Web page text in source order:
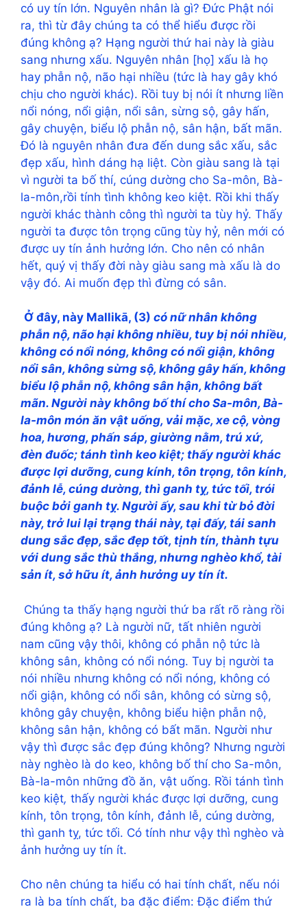
có uy tín lớn. Nguyên nhân là gì? Đức Phật nói
ra, thì từ đây chúng ta có thể hiểu được rồi
đúng không ạ? Hạng người thứ hai này là giàu
sang nhưng xấu. Nguyên nhân [họ] xấu là họ
hay phẫn nộ, não hại nhiều (tức là hay gây khó
chịu cho người khác). Rồi tuy bị nói ít nhưng liền
nổi nóng, nổi giận, nổi sân, sừng sộ, gây hấn,
gây chuyện, biểu lộ phẫn nộ, sân hận, bất mãn.
Đó là nguyên nhân đưa đến dung sắc xấu, sắc
đẹp xấu, hình dáng hạ liệt. Còn giàu sang là tại
vì người ta bố thí, cúng dường cho Sa-môn, Bà-
la-môn,rồi tính tình không keo kiệt. Rồi khi thấy
người khác thành công thì người ta tùy hỷ. Thấy
người ta được tôn trọng cũng tùy hỷ, nên mới có
được uy tín ảnh hưởng lớn. Cho nên có nhân
hết, quý vị thấy đời này giàu sang mà xấu là do
vậy đó. Ai muốn đẹp thì đừng có sân.
Ở đây, này Mallikā, (3) có nữ nhân không
phẫn nộ, não hại không nhiều, tuy bị nói nhiều,
không có nổi nóng, không có nổi giận, không
nổi sân, không sừng sộ, không gây hấn, không
biểu lộ phẫn nộ, không sân hận, không bất
mãn. Người này không bố thí cho Sa-môn, Bà-
la-môn món ăn vật uống, vải mặc, xe cộ, vòng
hoa, hương, phấn sáp, giường nằm, trú xứ,
đèn đuốc; tánh tình keo kiệt; thấy người khác
được lợi dưỡng, cung kính, tôn trọng, tôn kính,
đảnh lễ, cúng dường, thì ganh tỵ, tức tối, trói
buộc bởi ganh tỵ. Người ấy, sau khi từ bỏ đời
này, trở lui lại trạng thái này, tại đấy, tái sanh
dung sắc đẹp, sắc đẹp tốt, tịnh tín, thành tựu
với dung sắc thù thắng, nhưng nghèo khổ, tài
sản ít, sở hữu ít, ảnh hưởng uy tín ít.
Chúng ta thấy hạng người thứ ba rất rõ ràng rồi
đúng không ạ? Là người nữ, tất nhiên người
nam cũng vậy thôi, không có phẫn nộ tức là
không sân, không có nổi nóng. Tuy bị người ta
nói nhiều nhưng không có nổi nóng, không có
nổi giận, không có nổi sân, không có sừng sộ,
không gây chuyện, không biểu hiện phẫn nộ,
không sân hận, không có bất mãn. Người như
vậy thì được sắc đẹp đúng không? Nhưng người
này nghèo là do keo, không bố thí cho Sa-môn,
Bà-la-môn những đồ ăn, vật uống. Rồi tánh tình
keo kiệt, thấy người khác được lợi dưỡng, cung
kính, tôn trọng, tôn kính, đảnh lễ, cúng dường,
thì ganh tỵ, tức tối. Có tính như vậy thì nghèo và
ảnh hưởng uy tín ít.
Cho nên chúng ta hiểu có hai tính chất, nếu nói
ra là ba tính chất, ba đặc điểm: Đặc điểm thứ